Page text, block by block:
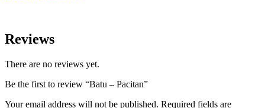
Reviews
There are no reviews yet.
Be the first to review “Batu – Pacitan”
Your email address will not be published. Required fields are